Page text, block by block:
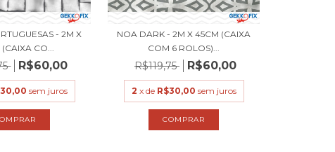
- 2M X
CO...
R$60,00
sem juros
NOA DARK - 2M X 45CM (CAIXA
COM 6 ROLOS)...
R$119,75 R$60,00
2 x de R$30,00 sem juros